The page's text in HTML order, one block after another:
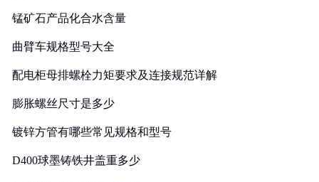
锰矿石产品化合水含量
曲臂车规格型号大全
配电柜母排螺栓力矩要求及连接规范详解
膨胀螺丝尺寸是多少
镀锌方管有哪些常见规格和型号
D400球墨铸铁井盖重多少